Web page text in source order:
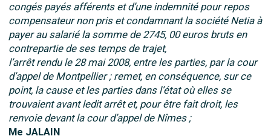
congés payés afférents et d’une indemnité pour repos
compensateur non pris et condamnant la société Netia à
payer au salarié la somme de 2745, 00 euros bruts en
contrepartie de ses temps de trajet,
l’arrêt rendu le 28 mai 2008, entre les parties, par la cour
d’appel de Montpellier ; remet, en conséquence, sur ce
point, la cause et les parties dans l’état où elles se
trouvaient avant ledit arrêt et, pour être fait droit, les
renvoie devant la cour d’appel de Nîmes ;
Me JALAIN